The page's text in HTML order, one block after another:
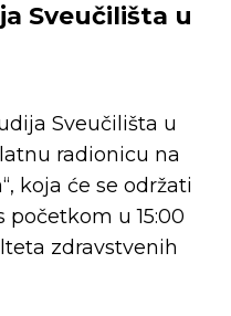
Sveučilišta u
Sveučilišta u
radionicu na
koja će se održati
početkom u 15:00
zdravstvenih